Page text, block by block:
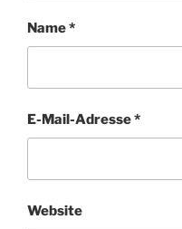
Name*
E-Mail-Adresse*
Website